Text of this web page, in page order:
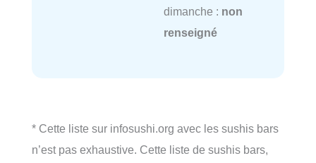
dimanche : non
renseigné
* Cette liste sur infosushi.org avec les sushis bars
n’est pas exhaustive. Cette liste de sushis bars,